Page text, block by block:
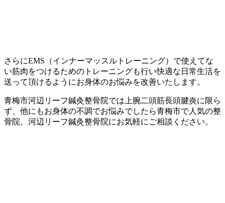
さらにEMS（インナーマッスルトレーニング）で使えてな
い筋肉をつけるためのトレーニングも行い快適な日常生活を
送って頂けるようにお身体のお悩みを改善いたします。
青梅市河辺リーフ鍼灸整骨院では上腕二頭筋長頭腱炎に限ら
ず、他にもお身体の不調でお悩みでしたら青梅市で人気の整
骨院、河辺リーフ鍼灸整骨院にお気軽にご相談ください。